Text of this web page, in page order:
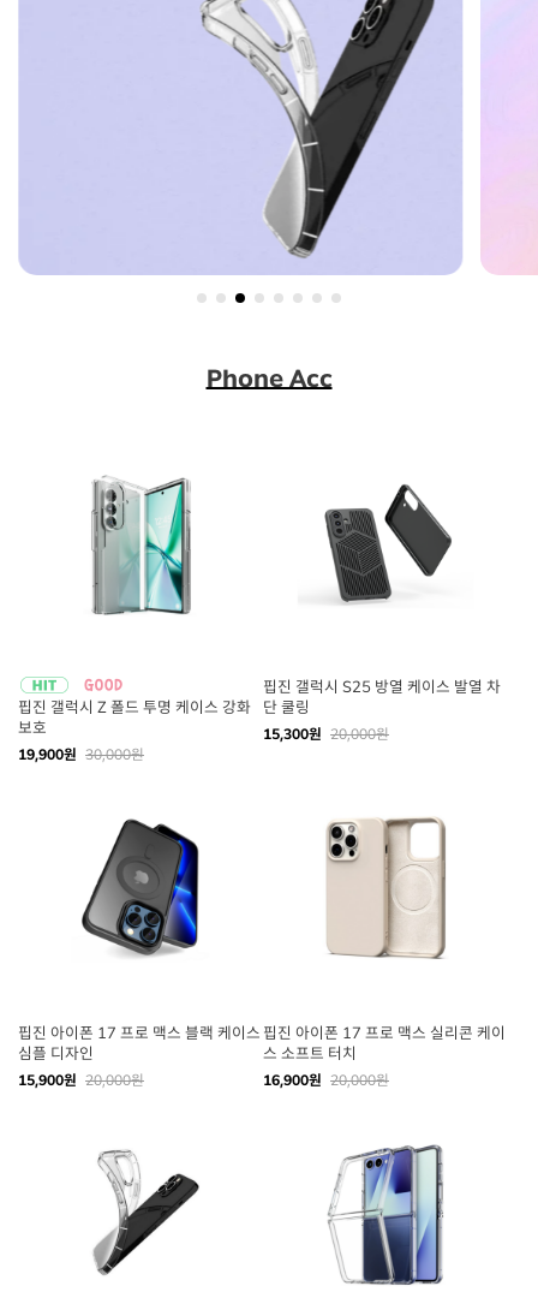
Phone Acc
핍진 갤럭시 Z 폴드 투명 케이스 강화
보호
19,900원 30,000원
핍진 갤럭시 S25 방열 케이스 발열 차
단 쿨링
15,300원 20,000원
핍진 아이폰 17 프로 맥스 블랙 케이스
심플 디자인
15,900원 20,000원
핍진 아이폰 17 프로 맥스 실리콘 케이
스 소프트 터치
16,900원 20,000원